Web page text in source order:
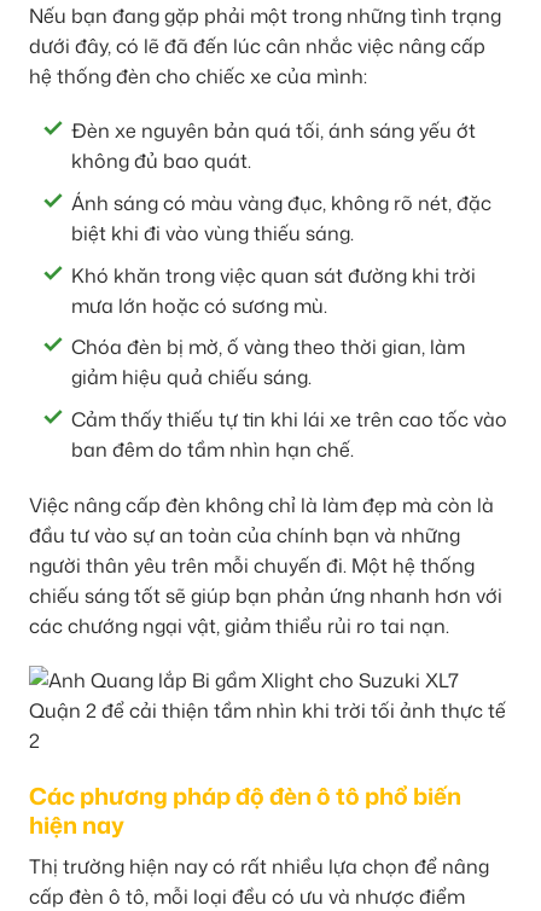
Nếu bạn đang gặp phải một trong những tình trạng
dưới đây, có lẽ đã đến lúc cân nhắc việc nâng cấp
hệ thống đèn cho chiếc xe của mình:
Đèn xe nguyên bản quá tối, ánh sáng yếu ớt
không đủ bao quát.
Ánh sáng có màu vàng đục, không rõ nét, đặc
biệt khi đi vào vùng thiếu sáng.
Khó khăn trong việc quan sát đường khi trời
mưa lớn hoặc có sương mù.
Chóa đèn bị mờ, ố vàng theo thời gian, làm
giảm hiệu quả chiếu sáng.
Cảm thấy thiếu tự tin khi lái xe trên cao tốc vào
ban đêm do tầm nhìn hạn chế.
Việc nâng cấp đèn không chỉ là làm đẹp mà còn là
đầu tư vào sự an toàn của chính bạn và những
người thân yêu trên mỗi chuyến đi. Một hệ thống
chiếu sáng tốt sẽ giúp bạn phản ứng nhanh hơn với
các chướng ngại vật, giảm thiểu rủi ro tai nạn.
Các phương pháp độ đèn ô tô phổ biến
hiện nay
Thị trường hiện nay có rất nhiều lựa chọn để nâng
cấp đèn ô tô, mỗi loại đều có ưu và nhược điểm